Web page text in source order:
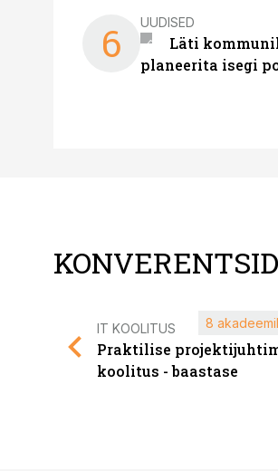
6 UUDISED
Läti
planeerita isegi
IT KOOLITUS
Praktilise
koolitus - baastase
8